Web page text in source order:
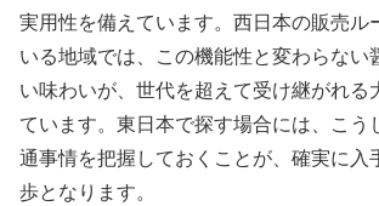
実用性を備えています。西日本の販売ル
いる地域では、この機能性と変わらない
い味わいが、世代を超えて受け継がれる
ています。東日本で探す場合には、こう
通事情を把握しておくことが、確実に入
歩となります。